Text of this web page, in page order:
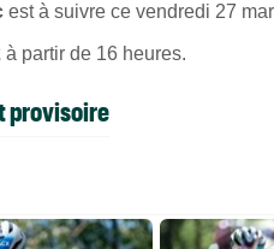
est à suivre ce vendredi 27
à partir de 16 heures.
provisoire